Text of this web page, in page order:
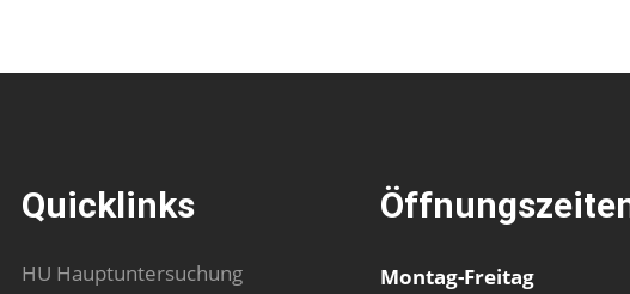
Quicklinks
HU Hauptuntersuchung
Montag-Freitag